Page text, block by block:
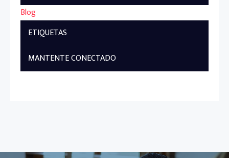
Blog
ETIQUETAS
MANTENTE CONECTADO